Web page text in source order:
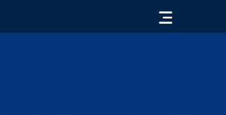
« VOLVER